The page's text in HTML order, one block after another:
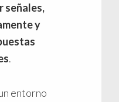
señales,
y
.
entorno